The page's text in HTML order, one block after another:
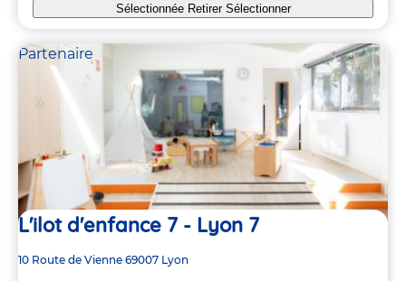
Sélectionnée Retirer Sélectionner
Partenaire
L'ilot d'enfance 7 - Lyon 7
Adresse
10 Route de Vienne 69007 Lyon